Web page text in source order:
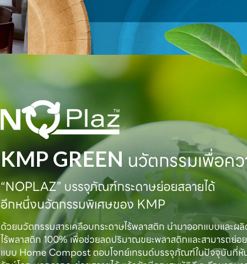
KMP GREENนวัตกรรมเพื่อค
“NOPLAZ” บรรจุภัณฑ์กระดาษย่อยสลายได้
อีกหนึ่งนวัตกรรมพิเศษของ KMP
ด้วยนวัตกรรมสารเคลือบกระดาษไร้พลาสติก นำมาออกแบบและผ
ไร้พลาสติก 100% เพื่อช่วยลดปริมาณขยะพลาสติกและสามารถย่อ
แบบ Home Compost ตอบโจทย์เทรนด์บรรจุภัณฑ์ในปัจจุบันที่หั